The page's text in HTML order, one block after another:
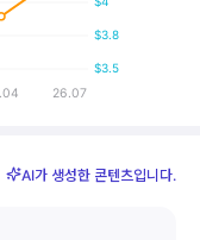
흐름 약 33조 원), 투
$3.8
$3.5
26.07
AI가 생성한 콘텐츠입니다.